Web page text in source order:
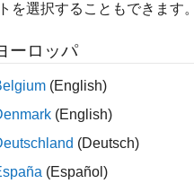
discontinuity, orzero crossing
to determine the time at
the maximum number of
the bounded
number of zero-
を選択することもできます。
ーロッパ
(English)
(English)
(Deutsch)
(Español)